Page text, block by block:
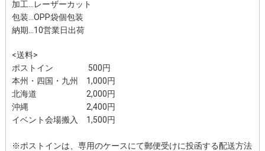
加工…レーザーカット
包装…OPP袋個包装
納期…10営業日出荷
<送料>
ポストイン 500円
本州・四国・九州 1,000円
北海道 2,000円
沖縄 2,400円
イベント会場搬入 1,500円
※ポストインは、専用のケースにて郵便受けに投函する配送方法